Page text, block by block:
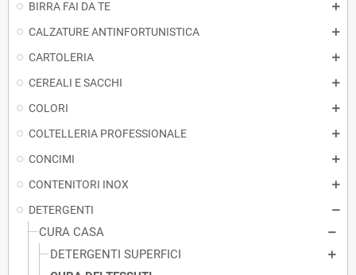
BIRRA FAI DA TE
CALZATURE ANTINFORTUNISTICA
CARTOLERIA
CEREALI E SACCHI
COLORI
COLTELLERIA PROFESSIONALE
CONCIMI
CONTENITORI INOX
DETERGENTI
CURA CASA
DETERGENTI SUPERFICI